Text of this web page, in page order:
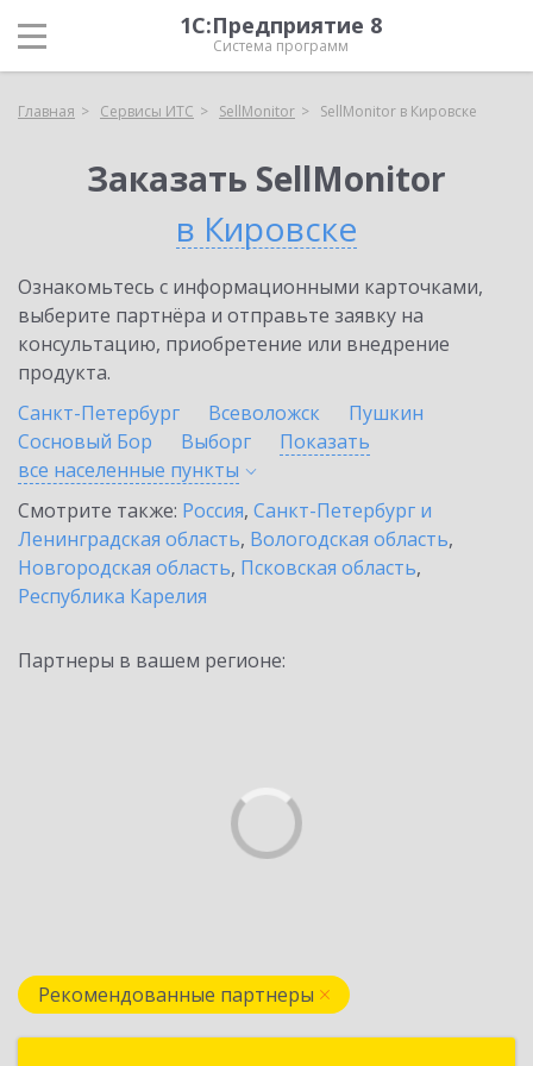
1С:Предприятие 8
Система программ
Главная Сервисы ИТС SellMonitor SellMonitor в Кировске
Заказать SellMonitor
в Кировске
Ознакомьтесь с информационными карточками,
выберите партнёра и отправьте заявку на
консультацию, приобретение или внедрение
продукта.
Санкт-Петербург
Всеволожск
Пушкин
Сосновый Бор
Выборг
Показать
все населенные пункты
Смотрите также: Россия, Санкт-Петербург и
Ленинградская область, Вологодская область,
Новгородская область, Псковская область,
Республика Карелия
Партнеры в вашем регионе:
Рекомендованные партнеры